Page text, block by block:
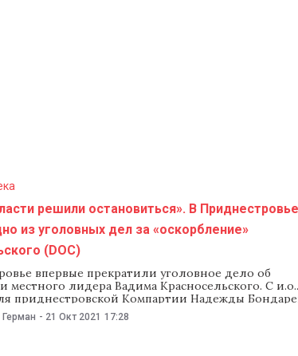
решили остановиться». В Приднестровье
из уголовных дел за «оскорбление»
(DOC)
впервые прекратили уголовное дело об
местного лидера Вадима Красносельского. С и.о.
приднестровской Компартии Надежды
следствие решило, что в Приднестровье
способных провести повторную
- 21 Окт 2021 17:28